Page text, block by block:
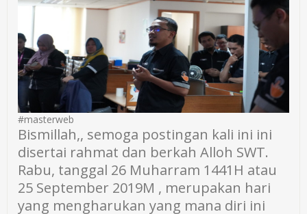
#masterweb
Bismillah,, semoga postingan kali ini ini
disertai rahmat dan berkah Alloh SWT.
Rabu, tanggal 26 Muharram 1441H atau
25 September 2019M , merupakan hari
yang mengharukan yang mana diri ini